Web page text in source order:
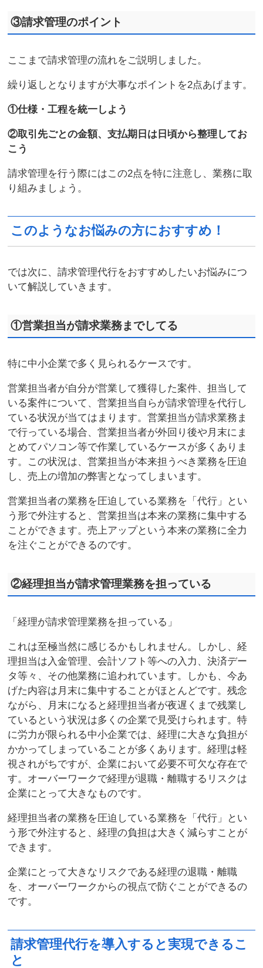
③請求管理のポイント
ここまで請求管理の流れをご説明しました。
繰り返しとなりますが大事なポイントを2点あげます。
①仕様・工程を統一しよう
②取引先ごとの金額、支払期日は日頃から整理してお
こう
請求管理を行う際にはこの2点を特に注意し、業務に取
り組みましょう。
このようなお悩みの方におすすめ！
では次に、請求管理代行をおすすめしたいお悩みにつ
いて解説していきます。
①営業担当が請求業務までしてる
特に中小企業で多く見られるケースです。
営業担当者が自分が営業して獲得した案件、担当して
いる案件について、営業担当自らが請求管理を代行し
ている状況が当てはまります。営業担当が請求業務ま
で行っている場合、営業担当者が外回り後や月末にま
とめてパソコン等で作業しているケースが多くありま
す。この状況は、営業担当が本来担うべき業務を圧迫
し、売上の増加の弊害となってしまいます。
営業担当者の業務を圧迫している業務を「代行」とい
う形で外注すると、営業担当は本来の業務に集中する
ことができます。売上アップという本来の業務に全力
を注ぐことができるのです。
②経理担当が請求管理業務を担っている
「経理が請求管理業務を担っている」
これは至極当然に感じるかもしれません。しかし、経
理担当は入金管理、会計ソフト等への入力、決済デー
タ等々、その他業務に追われています。しかも、今あ
げた内容は月末に集中することがほとんどです。残念
ながら、月末になると経理担当者が夜遅くまで残業し
ているという状況は多くの企業で見受けられます。特
に労力が限られる中小企業では、経理に大きな負担が
かかってしまっていることが多くあります。経理は軽
視されがちですが、企業において必要不可欠な存在で
す。オーバーワークで経理が退職・離職するリスクは
企業にとって大きなものです。
経理担当者の業務を圧迫している業務を「代行」とい
う形で外注すると、経理の負担は大きく減らすことが
できます。
企業にとって大きなリスクである経理の退職・離職
を、オーバーワークからの視点で防ぐことができるの
です。
請求管理代行を導入すると実現できるこ
と